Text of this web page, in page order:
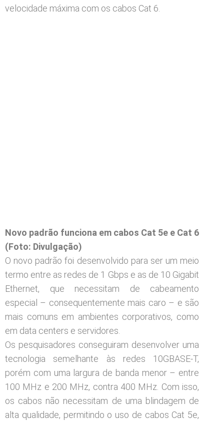
velocidade máxima com os cabos Cat 6.
Novo padrão funciona em cabos Cat 5e e Cat 6
(Foto: Divulgação)
O novo padrão foi desenvolvido para ser um meio
termo entre as redes de 1 Gbps e as de 10 Gigabit
Ethernet, que necessitam de cabeamento
especial – consequentemente mais caro – e são
mais comuns em ambientes corporativos, como
em data centers e servidores.
Os pesquisadores conseguiram desenvolver uma
tecnologia semelhante às redes 10GBASE-T,
porém com uma largura de banda menor – entre
100 MHz e 200 MHz, contra 400 MHz. Com isso,
os cabos não necessitam de uma blindagem de
alta qualidade, permitindo o uso de cabos Cat 5e,